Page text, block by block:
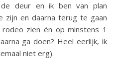
deur en ik ben van plan
zijn en daarna terug te gaan
zien én op minstens 1
ga doen? Heel eerlijk, ik
niet erg).